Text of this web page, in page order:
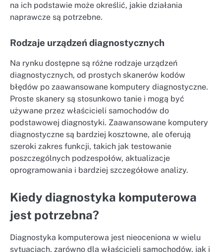
na ich podstawie może określić, jakie działania
naprawcze są potrzebne.
Rodzaje urządzeń diagnostycznych
Na rynku dostępne są różne rodzaje urządzeń
diagnostycznych, od prostych skanerów kodów
błędów po zaawansowane komputery diagnostyczne.
Proste skanery są stosunkowo tanie i mogą być
używane przez właścicieli samochodów do
podstawowej diagnostyki. Zaawansowane komputery
diagnostyczne są bardziej kosztowne, ale oferują
szeroki zakres funkcji, takich jak testowanie
poszczególnych podzespołów, aktualizacje
oprogramowania i bardziej szczegółowe analizy.
Kiedy diagnostyka komputerowa
jest potrzebna?
Diagnostyka komputerowa jest nieoceniona w wielu
sytuacjach, zarówno dla właścicieli samochodów, jak i